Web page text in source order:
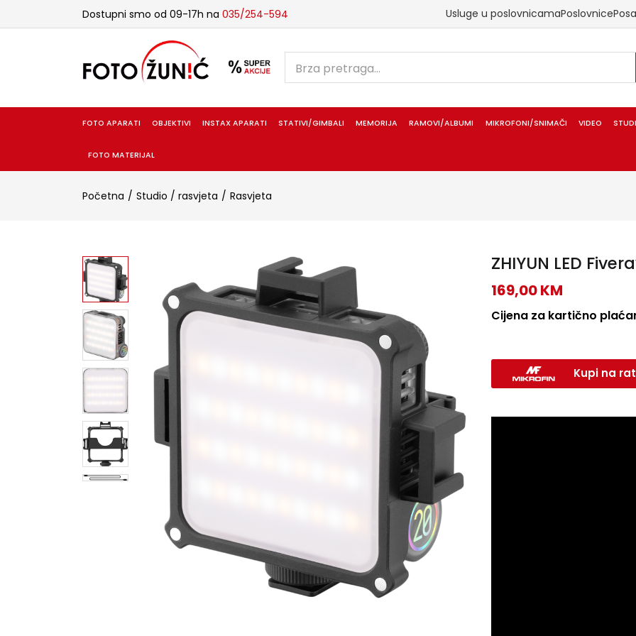
Dostupni smo od 09-17h na 035/254-594 Usluge u poslovnicamaPoslovnice
FOTO APARATI OBJEKTIVI INSTAX APARATI STATIVI/GIMBALI MEMORIJA RAMOVI/ALBUMI MIKROFONI/SNIMAČI VIDEO
FOTO MATERIJAL
Početna Studio / rasvjeta Rasvjeta
ZHIYUN LED
169,00KM
Cijena za kartično
Kupi na